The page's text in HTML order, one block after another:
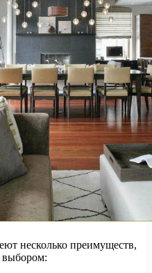
несколько преимуществ,
выбором: